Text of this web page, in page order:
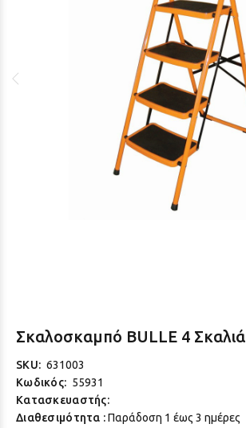
Σκαλοσκαμπό BULLE 4 Σκαλιά
SKU: 631003
Κωδικός: 55931
Κατασκευαστής:
Διαθεσιμότητα :Παράδoση 1 έως 3 ημέρες